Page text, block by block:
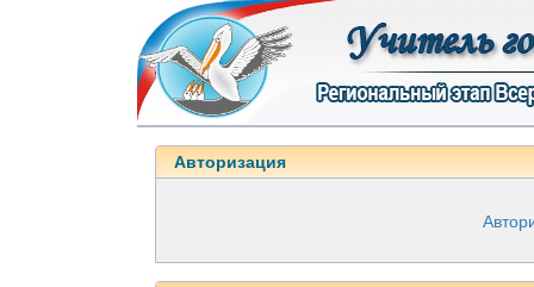
Авторизация